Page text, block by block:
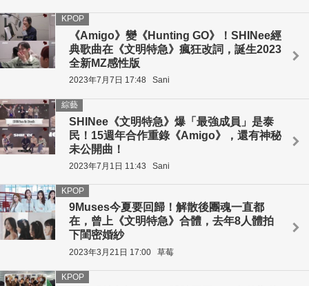
《Amigo》變《Hunting GO》！SHINee經
典歌曲在《文明特急》瘋狂改詞，誕生2023
全新MZ感性版
KPOP
2023年7月7日 17:48 Sani
SHINee《文明特急》爆「最強成員」是泰
民！15週年合作重錄《Amigo》，還有神秘
未公開曲！
綜藝
2023年7月1日 11:43 Sani
9Muses今夏要回歸！解散後團魂一直都
在，曾上《文明特急》合體，去年8人體拍
下閨密婚紗
KPOP
2023年3月21日 17:00 草莓
KPOP